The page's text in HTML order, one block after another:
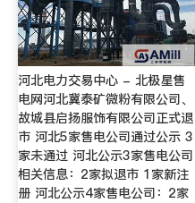
河北电力交易中心 - 北极星售
电网河北冀泰矿微粉有限公司、
故城县启扬服饰有限公司正式退
市 河北5家售电公司通过公示 3
家未通过 河北公示3家售电公司
相关信息：2家拟退市 1家新注
册 河北公示4家售电公司：2家